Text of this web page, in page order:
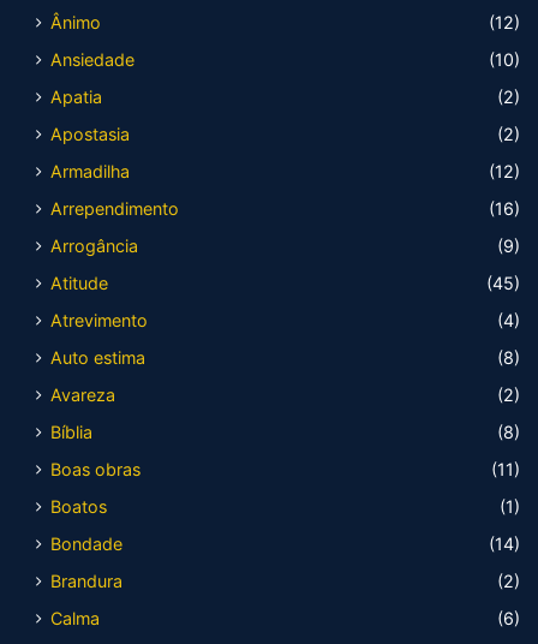
Ânimo
(12)
Ansiedade
(10)
Apatia
(2)
Apostasia
(2)
Armadilha
(12)
Arrependimento
(16)
Arrogância
(9)
Atitude
(45)
Atrevimento
(4)
Auto estima
(8)
Avareza
(2)
Bíblia
(8)
Boas obras
(11)
Boatos
(1)
Bondade
(14)
Brandura
(2)
Calma
(6)